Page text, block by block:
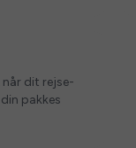
dit rejse-
pakkes